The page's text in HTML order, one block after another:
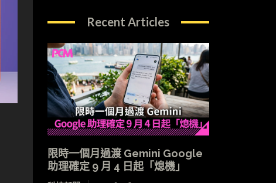
Recent Articles
限時一個月過渡 Gemini Google
助理確定 9 月 4 日起「熄機」